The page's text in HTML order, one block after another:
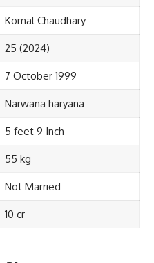
Komal Chaudhary
25 (2024)
7 October 1999
Narwana haryana
5 feet 9 Inch
55 kg
Not Married
10 cr